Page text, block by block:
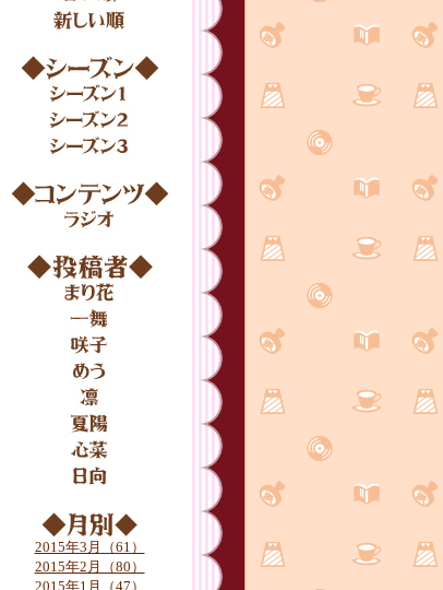
シーズン
シーズン1
シーズン2
コンテンツ
月別2015年3月（61）
2015年2月（80）
2015年1月（47）